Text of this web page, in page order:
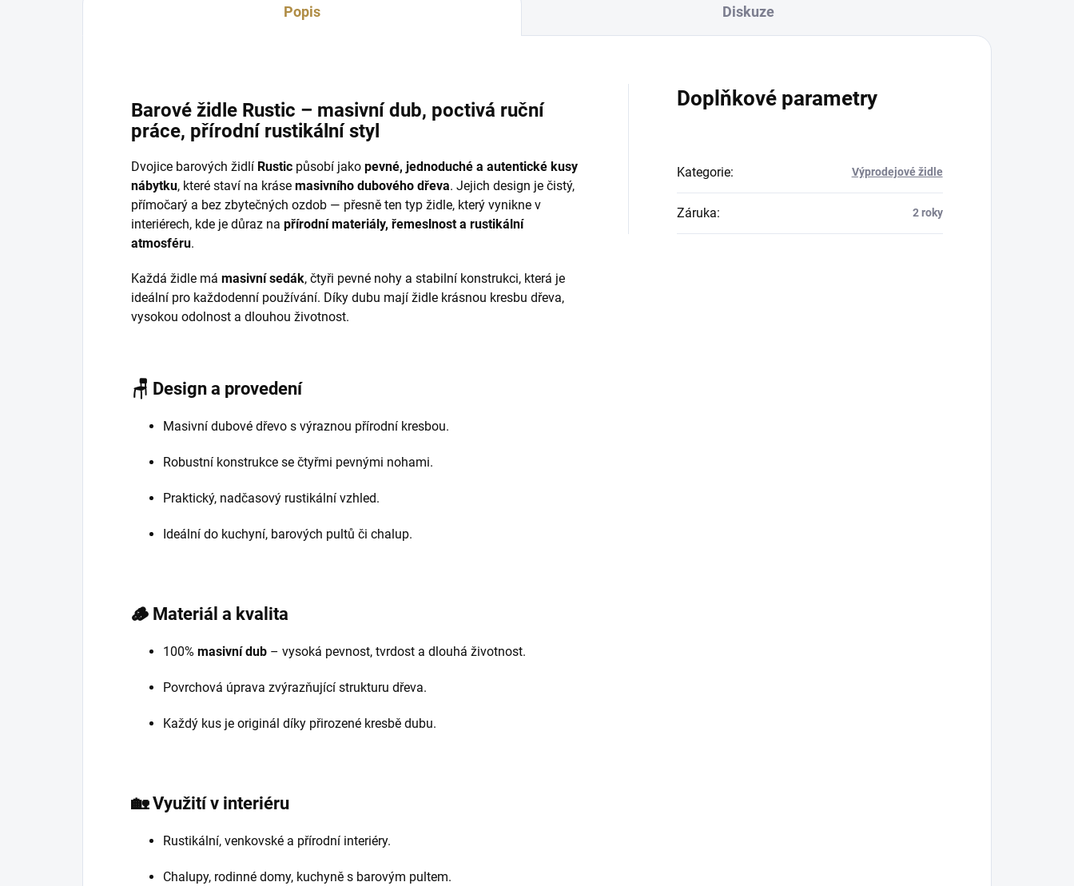
Popis Diskuze
Barové židle Rustic – masivní dub, poctivá ruční
práce, přírodní rustikální styl
Dvojice barových židlí Rustic působí jako pevné, jednoduché a autentické kusy
nábytku, které staví na kráse masivního dubového dřeva. Jejich design je čistý,
přímočarý a bez zbytečných ozdob — přesně ten typ židle, který vynikne v
interiérech, kde je důraz na přírodní materiály, řemeslnost a rustikální
atmosféru.
Každá židle má masivní sedák, čtyři pevné nohy a stabilní konstrukci, která je
ideální pro každodenní používání. Díky dubu mají židle krásnou kresbu dřeva,
vysokou odolnost a dlouhou životnost.
🪑 Design a provedení
Masivní dubové dřevo s výraznou přírodní kresbou.
Robustní konstrukce se čtyřmi pevnými nohami.
Praktický, nadčasový rustikální vzhled.
Ideální do kuchyní, barových pultů či chalup.
🪵 Materiál a kvalita
100% masivní dub – vysoká pevnost, tvrdost a dlouhá životnost.
Povrchová úprava zvýrazňující strukturu dřeva.
Každý kus je originál díky přirozené kresbě dubu.
🏡Využití v interiéru
Rustikální, venkovské a přírodní interiéry.
Chalupy, rodinné domy, kuchyně s barovým pultem.
Doplňkové parametry
Kategorie: Výprodejové židle
Záruka: 2 roky